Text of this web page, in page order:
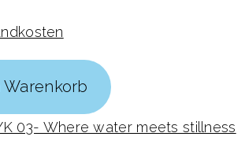
Warenkorb